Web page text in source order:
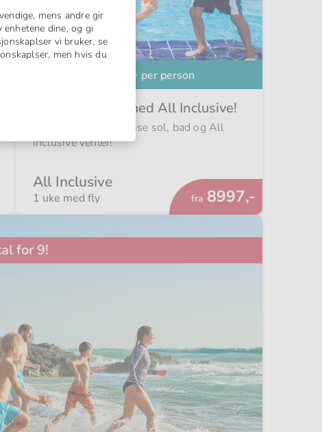
4873,- per person
Feir høstferien med All Inclusive!
Kvalitetstid med masse sol, bad og All
Inclusive venter!
All Inclusive
1 uke med fly fra Fra
8997,-
for 9!
mens andre gir
dine, og gi
vi bruker, se
men hvis du